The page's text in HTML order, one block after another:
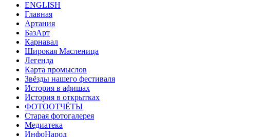
ENGLISH
Главная
Артания
БазАрт
Карнавал
Широкая Масленица
Легенда
Карта промыслов
Звёзды нашего фестиваля
История в афишах
История в открытках
ФОТООТЧЁТЫ
Старая фотогалерея
Медиатека
ИнфоНарод